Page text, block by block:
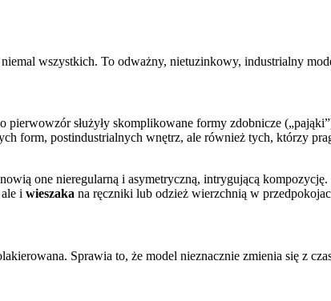
wszystkich. To odważny, nietuzinkowy, industrialny
pierwowzór służyły skomplikowane formy zdobnicze
form, postindustrialnych wnętrz, ale również tych, którzy
one nieregularną i asymetryczną, intrygującą
i wieszaka na ręczniki lub odzież wierzchnią w
Sprawia to, że model nieznacznie zmienia się z